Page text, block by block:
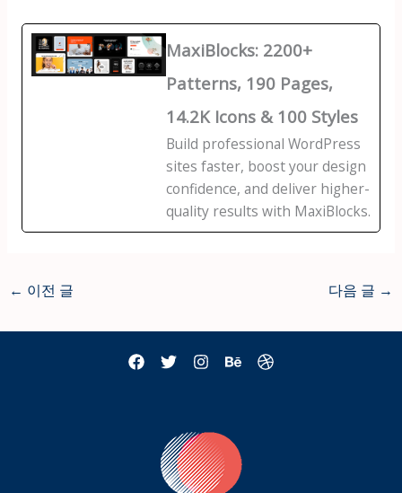
MaxiBlocks: 2200+
Patterns, 190 Pages,
14.2K Icons & 100 Styles
Build professional WordPress
sites faster, boost your design
confidence, and deliver higher-
quality results with MaxiBlocks.
← 이전 글 다음 글 →